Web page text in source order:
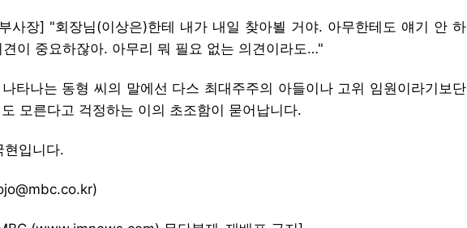
사장] "회장님(이상은)한테 내가 내일 찾아뵐 거야. 아무한테도 얘기 안 하
이 중요하잖아. 아무리 뭐 필요 없는 의견이라도…"
타나는 동형 씨의 말에선 다스 최대주주의 아들이나 고위 임원이라기보단
모른다고 걱정하는 이의 초조함이 묻어납니다.
현입니다.